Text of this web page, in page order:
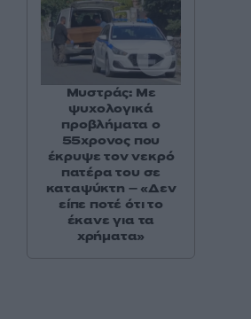
Μυστράς: Με
ψυχολογικά
προβλήματα ο
55χρονος που
έκρυψε τον νεκρό
πατέρα του σε
καταψύκτη – «Δεν
είπε ποτέ ότι το
έκανε για τα
χρήματα»